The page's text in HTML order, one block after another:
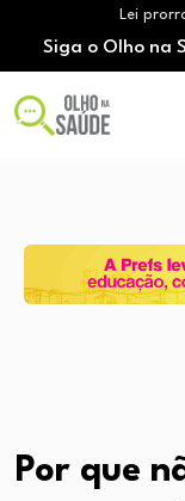
Lei
Brasil
O
Aleitamento
Siga o Olho na
Por que